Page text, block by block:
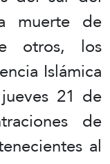
muerte de
otros, los
Islámica
21 de
de
al